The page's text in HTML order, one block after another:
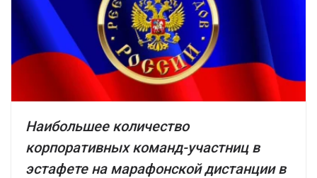
Наибольшее количество
корпоративных команд-участниц в
эстафете на марафонской дистанции в